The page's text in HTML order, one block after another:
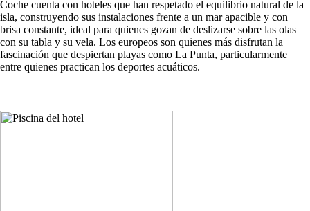
Coche cuenta con hoteles que han respetado el equilibrio natural de la
isla, construyendo sus instalaciones frente a un mar apacible y con
brisa constante, ideal para quienes gozan de deslizarse sobre las olas
con su tabla y su vela. Los europeos son quienes más disfrutan la
fascinación que despiertan playas como La Punta, particularmente
entre quienes practican los deportes acuáticos.